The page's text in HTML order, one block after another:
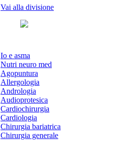
Vai alla divisione
Io e asma
Nutri neuro med
Agopuntura
Allergologia
Andrologia
Audioprotesica
Cardiochirurgia
Cardiologia
Chirurgia bariatrica
Chirurgia generale